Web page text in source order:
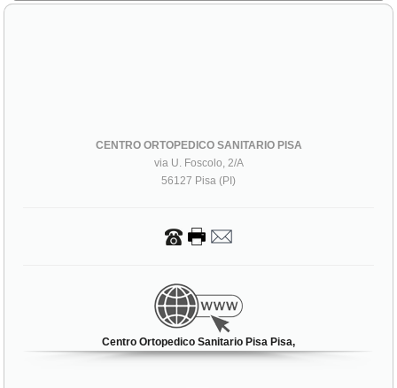
CENTRO ORTOPEDICO SANITARIO PISA
via U. Foscolo, 2/A
56127 Pisa (PI)
Centro Ortopedico Sanitario Pisa Pisa,